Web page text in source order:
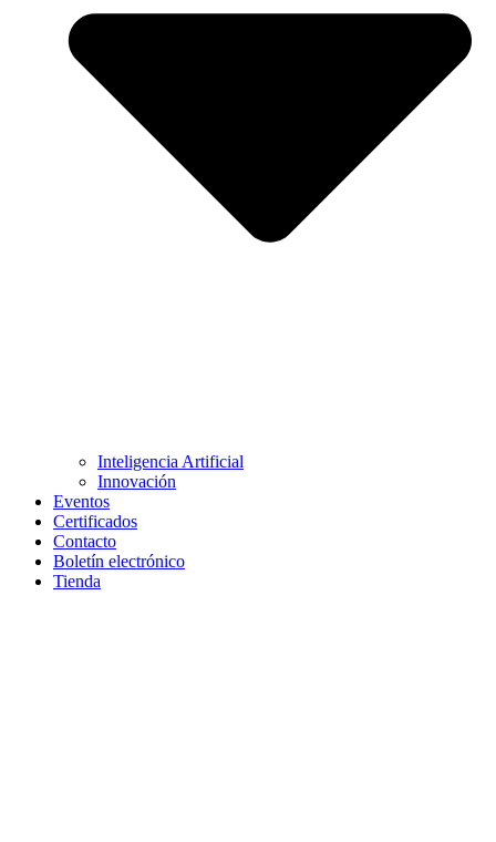
Inteligencia Artificial
Innovación
Eventos
Certificados
Contacto
Boletín electrónico
Tienda